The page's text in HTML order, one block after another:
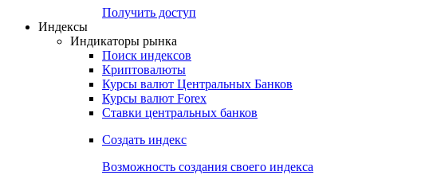
Попробуйте7-дневный
Получить доступ
Индикаторы рынка
Поиск индексов
Криптовалюты
Курсы валют Центральных Банков
Курсы валют Forex
Ставки центральных банков